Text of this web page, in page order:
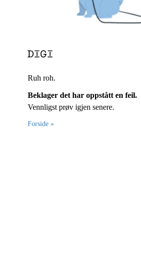
Ruh roh.
Beklager det har oppstått en feil.
Vennligst prøv igjen senere.
Forside »